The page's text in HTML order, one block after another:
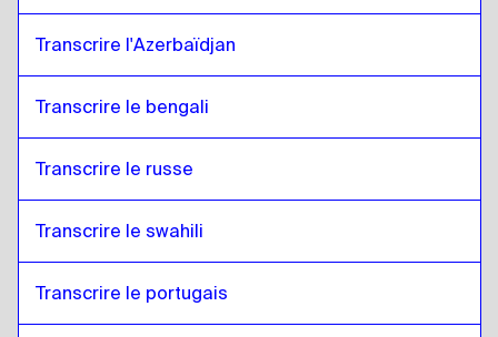
Transcrire l'Azerbaïdjan
Transcrire le bengali
Transcrire le russe
Transcrire le swahili
Transcrire le portugais